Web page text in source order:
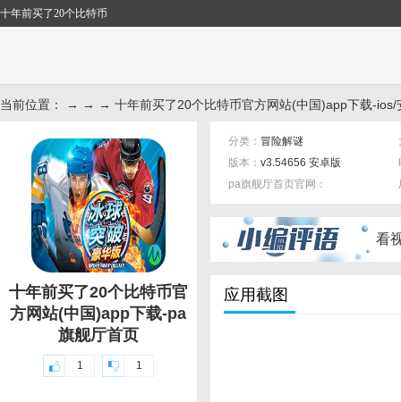
十年前买了20个比特币
当前位置： → → → 十年前买了20个比特币官方网站(中国)app下载-ios/
十年前买了20个比特币官
方网站(中国)app下载-pa
旗舰厅首页
1 1
分类： 冒险解谜
版本： v3.54656 安卓版
pa旗舰厅首页官网：
看
应用截图